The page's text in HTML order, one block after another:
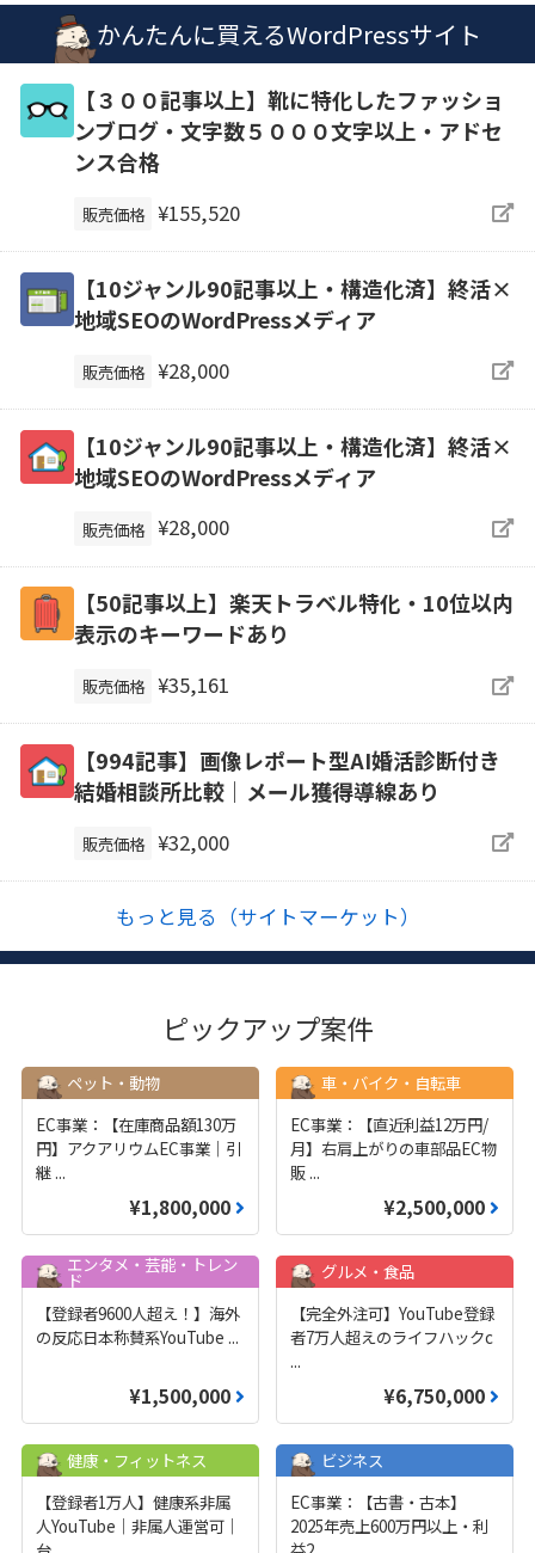
かんたんに買えるWordPressサイト
【３００記事以上】靴に特化したファッショ
ンブログ・文字数５０００文字以上・アドセ
ンス合格
販売価格 ¥155,520
【10ジャンル90記事以上・構造化済】終活×
地域SEOのWordPressメディア
販売価格 ¥28,000
【10ジャンル90記事以上・構造化済】終活×
地域SEOのWordPressメディア
販売価格 ¥28,000
【50記事以上】楽天トラベル特化・10位以内
表示のキーワードあり
販売価格 ¥35,161
【994記事】画像レポート型AI婚活診断付き
結婚相談所比較｜メール獲得導線あり
販売価格 ¥32,000
もっと見る（サイトマーケット）
ピックアップ案件
ペット・動物
EC事業：【在庫商品額130万
円】アクアリウムEC事業｜引
継 ...
¥1,800,000
車・バイク・自転車
EC事業：【直近利益12万円/
月】右肩上がりの車部品EC物
販 ...
¥2,500,000
エンタメ・芸能・トレン
ド
【登録者9600人超え！】海外
の反応日本称賛系YouTube ...
¥1,500,000
グルメ・食品
【完全外注可】YouTube登録
者7万人超えのライフハックc
...
¥6,750,000
健康・フィットネス
【登録者1万人】健康系非属
人YouTube｜非属人運営可｜
ビジネス
EC事業：【古書・古本】
2025年売上600万円以上・利